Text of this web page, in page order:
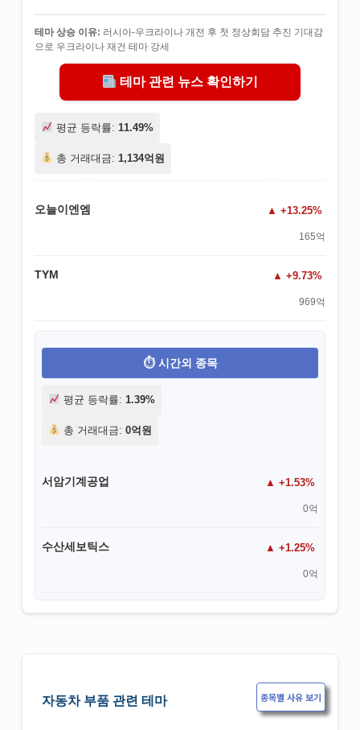
테마 상승 이유: 러시아-우크라이나 개전 후 첫 정상회담 추진 기대감
으로 우크라이나 재건 테마 강세
테마 관련 뉴스 확인하기
평균 등락률: 11.49%
총 거래대금: 1,134억원
오늘이엔엠 +13.25%
165억
TYM +9.73%
969억
시간외 종목
평균 등락률: 1.39%
총 거래대금: 0억원
서암기계공업 +1.53%
0억
수산세보틱스 +1.25%
0억
자동차 부품 관련 테마 종목별 사유 보기